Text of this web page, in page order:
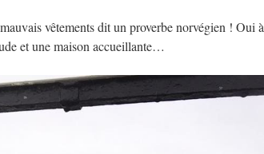
vêtements dit un proverbe norvégien ! Oui à
et une maison accueillante…